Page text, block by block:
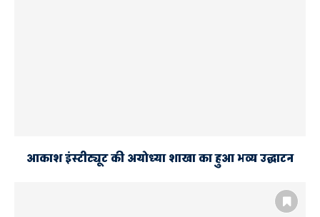
आकाश इंस्टीट्यूट की अयोध्या शाखा का हुआ भव्य उद्घाटन